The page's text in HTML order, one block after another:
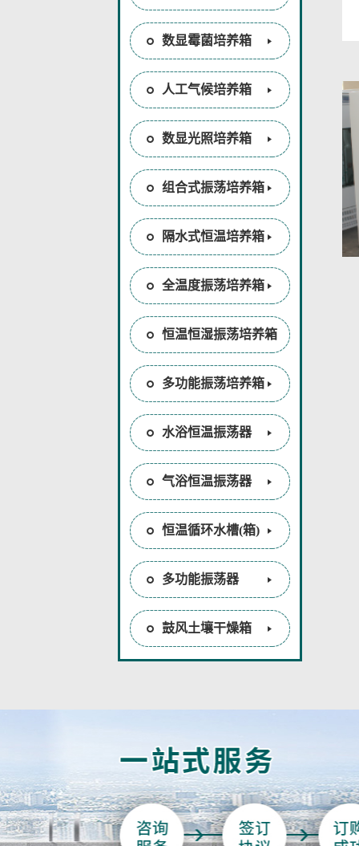
数显霉菌培养箱
人工气候培养箱
数显光照培养箱
组合式振荡培养箱
隔水式恒温培养箱
全温度振荡培养箱
恒温恒湿振荡培养箱
多功能振荡培养箱
水浴恒温振荡器
气浴恒温振荡器
恒温循环水槽(箱)
多功能振荡器
鼓风土壤干燥箱